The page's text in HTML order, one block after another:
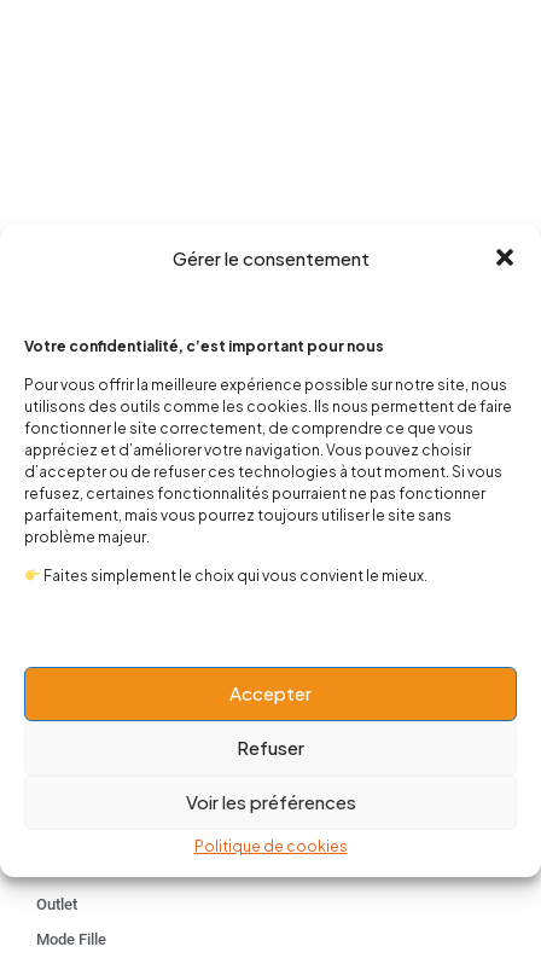
Gérer le consentement
Votre confidentialité, c’est important pour nous
Pour vous offrir la meilleure expérience possible sur notre site, nous
utilisons des outils comme les cookies. Ils nous permettent de faire
fonctionner le site correctement, de comprendre ce que vous
appréciez et d’améliorer votre navigation. Vous pouvez choisir
d’accepter ou de refuser ces technologies à tout moment. Si vous
refusez, certaines fonctionnalités pourraient ne pas fonctionner
parfaitement, mais vous pourrez toujours utiliser le site sans
problème majeur.
Faites simplement le choix qui vous convient le mieux.
Accepter
Refuser
Voir les préférences
Politique de cookies
contact@popnbaby.com
+33 01 64 62 14 89
Follow us
Outlet
Mode Fille